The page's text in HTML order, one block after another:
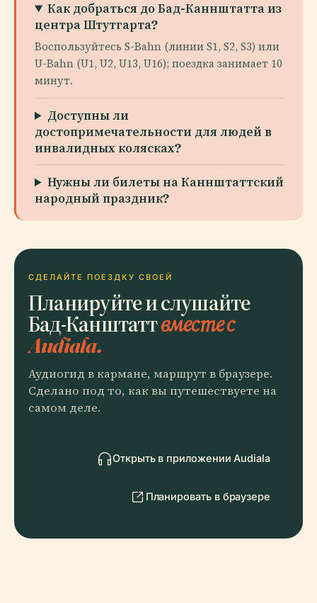
Как добраться до Бад-Каннштатта из
центра Штутгарта?
Воспользуйтесь S-Bahn (линии S1, S2, S3) или
U-Bahn (U1, U2, U13, U16); поездка занимает 10
минут.
Доступны ли
достопримечательности для людей в
инвалидных колясках?
Нужны ли билеты на Каннштаттский
народный праздник?
СДЕЛАЙТЕ ПОЕЗДКУ СВОЕЙ
Планируйте и слушайте
Бад-Канштаттвместе с
Audiala.
Аудиогид в кармане, маршрут в браузере.
Сделано под то, как вы путешествуете на
самом деле.
Открыть в приложении Audiala
Планировать в браузере